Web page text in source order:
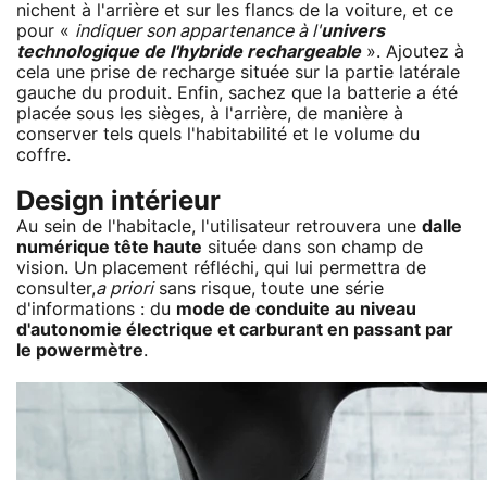
nichent à l'arrière et sur les flancs de la voiture, et ce
pour « indiquer son appartenance à l'univers
technologique de l'hybride rechargeable». Ajoutez à
cela une prise de recharge située sur la partie latérale
gauche du produit. Enfin, sachez que la batterie a été
placée sous les sièges, à l'arrière, de manière à
conserver tels quels l'habitabilité et le volume du
coffre.
Design intérieur
Au sein de l'habitacle, l'utilisateur retrouvera une dalle
numérique tête haute située dans son champ de
vision. Un placement réfléchi, qui lui permettra de
consulter,a priorisans risque, toute une série
d'informations : du mode de conduite au niveau
d'autonomie électrique et carburant en passant par
le powermètre.